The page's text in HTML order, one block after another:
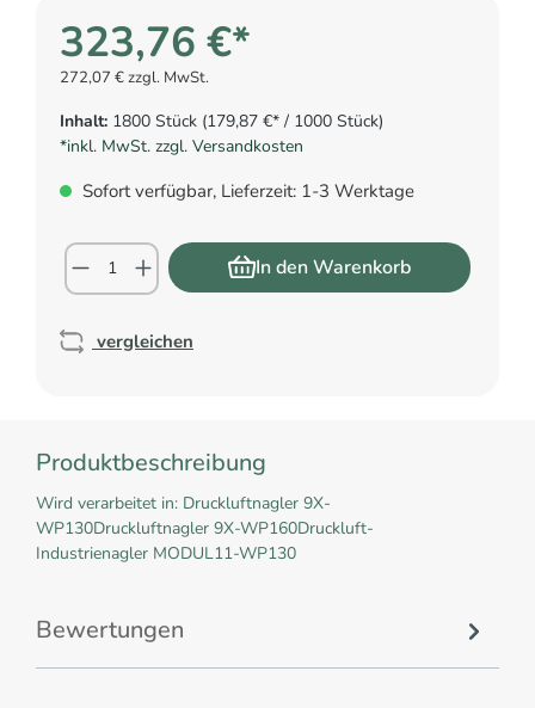
323,76 €*
272,07 € zzgl. MwSt.
Inhalt: 1800 Stück (179,87 €* / 1000 Stück)
*inkl. MwSt. zzgl. Versandkosten
Sofort verfügbar, Lieferzeit: 1-3 Werktage
In den Warenkorb
vergleichen
Produktbeschreibung
Wird verarbeitet in: Druckluftnagler 9X-
WP130Druckluftnagler 9X-WP160Druckluft-
Industrienagler MODUL11-WP130
Bewertungen